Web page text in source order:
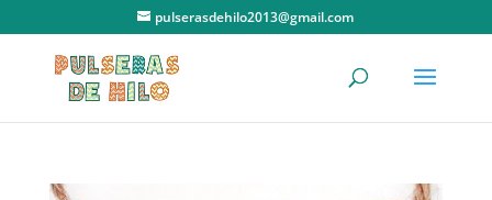
pulserasdehilo2013@gmail.com